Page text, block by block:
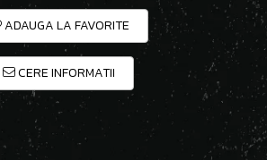
ADAUGA LA FAVORITE
CERE INFORMATII